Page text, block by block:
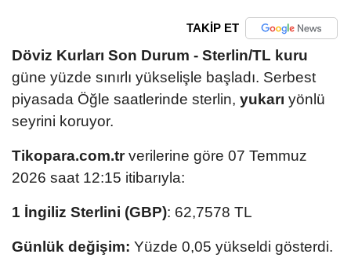
TAKİP ET
Döviz Kurları Son Durum - Sterlin/TL kuru
güne yüzde sınırlı yükselişle başladı. Serbest
piyasada Öğle saatlerinde sterlin, yukarı yönlü
seyrini koruyor.
Tikopara.com.trverilerine göre 07 Temmuz
2026 saat 12:15 itibarıyla:
1 İngiliz Sterlini (GBP): 62,7578 TL
Günlük değişim: Yüzde 0,05 yükseldi gösterdi.